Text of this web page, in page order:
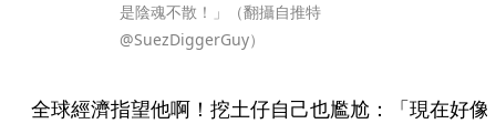
是陰魂不散！」（翻攝自推特
@SuezDiggerGuy）
全球經濟指望他啊！挖土仔自己也尷尬：「現在好像